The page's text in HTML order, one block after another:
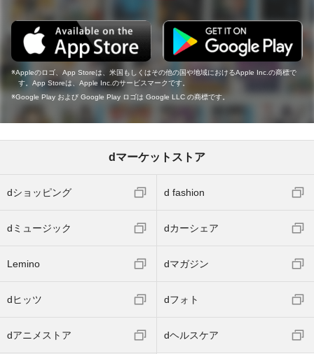
Appleのロゴ、App Storeは、米国もしくはその他の国や地域におけるApple Inc.の商標で
す。App Storeは、Apple Inc.のサービスマークです。
Google Play および Google Play ロゴは Google LLC の商標です。
dマーケットストア
dショッピング d fashion
dミュージック dカーシェア
Lemino dマガジン
dヒッツ dフォト
dアニメストア dヘルスケア